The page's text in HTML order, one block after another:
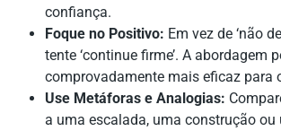
confiança.
Foque no Positivo: Em vez de ‘não
tente ‘continue firme’. A abordagem
comprovadamente mais eficaz para
Use Metáforas e Analogias:
a uma escalada, uma construção ou